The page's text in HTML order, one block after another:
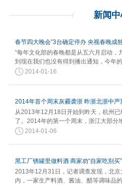
新闻
春节四大晚会”3台确定停办 央视春晚成
“每年文化部的春晚都是从五六月启动，
到现在我们也没有得到播出通知，今年
2014-01-16
2014年首个周末灰霾袭浙 昨浙北浙中严
从2013年12月18日开始到昨天，杭州
了。2014年的第一个周末，浙江大部分
2014-01-06
黑工厂锈罐里做料酒 商家劝“自家吃别买”
2013年12月31日，记者调查发现，北
内，一家生产料酒、酱油、醋等调味品